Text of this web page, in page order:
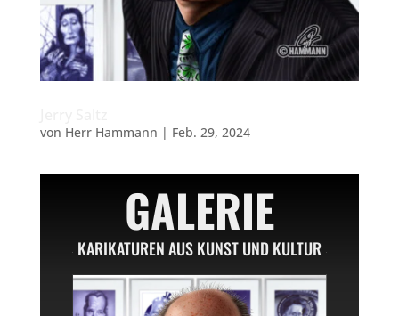
von Herr Hammann | Feb. 29, 2024
GALERIE
KARIKATUREN AUS KUNST UND KULTUR